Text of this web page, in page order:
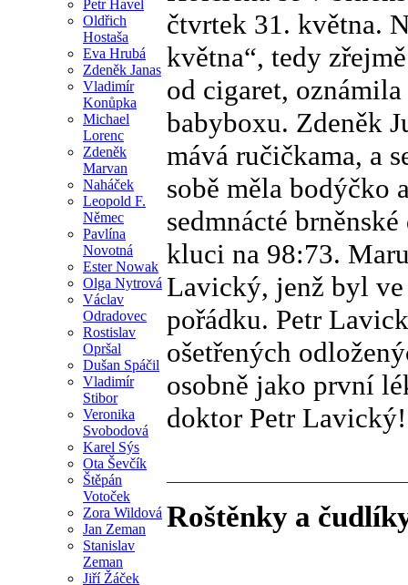
Petr Havel
Oldřich
Hostaša
Eva Hrubá
Zdeněk Janas
Vladimír
Konůpka
Michael
Lorenc
Zdeněk
Marvan
Naháček
Leopold F.
Němec
Pavlína
Novotná
Ester Nowak
Olga Nytrová
Václav
Odradovec
Rostislav
Opršal
Dušan Spáčil
Vladimír
Stibor
Veronika
Svobodová
Karel Sýs
Ota Ševčík
Štěpán
Votoček
Zora Wildová
Jan Zeman
Stanislav
Zeman
Jiří Žáček
čtvrtek 31. května.
května“, tedy
od cigaret,
babyboxu. Zdeněk
mává ručičkama, a
sobě měla bodýčko
sedmnácté
kluci na 98:73.
Lavický, jenž byl
pořádku. Petr
ošetřených
osobně jako první
doktor Petr
Roštěnky a